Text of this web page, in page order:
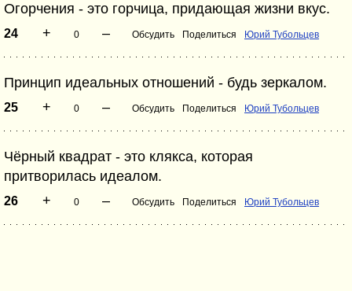
Огорчения - это горчица, придающая жизни вкус.
24 + 0 – Обсудить Поделиться Юрий Тубольцев
Принцип идеальных отношений - будь зеркалом.
25 + 0 – Обсудить Поделиться Юрий Тубольцев
Чёрный квадрат - это клякса, которая
притворилась идеалом.
26 + 0 – Обсудить Поделиться Юрий Тубольцев